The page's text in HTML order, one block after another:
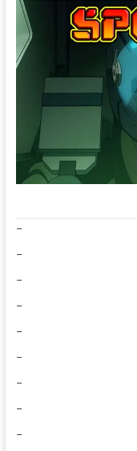
–
–
–
–
–
–
–
–
–